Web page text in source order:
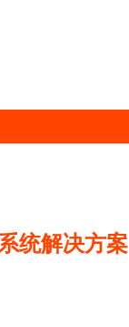
统解决方案